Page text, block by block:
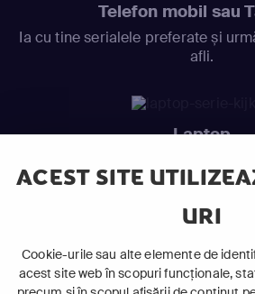
ACEST SITE
URI
Cookie-urile sau alte elemente de
acest site web în scopuri funcționale,
Telefon mobil sau
Ia cu tine serialele preferate și
afli.
Laptop
ABONEAZĂ-TE
Cerințe de